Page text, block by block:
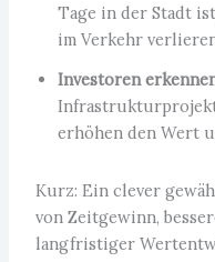
Tage in der Stadt
im Verkehr
Investoren
erhöhen den Wert
Kurz: Ein clever
von Zeitgewinn,
langfristiger